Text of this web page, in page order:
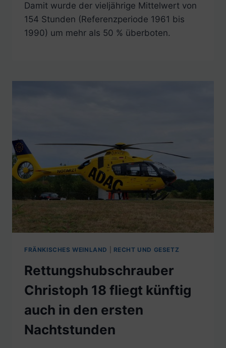
Damit wurde der vieljährige Mittelwert von
154 Stunden (Referenzperiode 1961 bis
1990) um mehr als 50 % überboten.
FRÄNKISCHES WEINLAND RECHT UND GESETZ
Rettungshubschrauber
Christoph 18 fliegt künftig
auch in den ersten
Nachtstunden